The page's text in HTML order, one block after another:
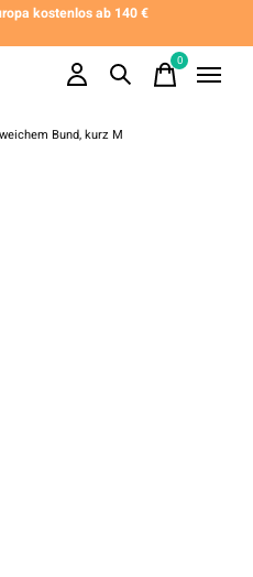
kostenlos ab 140 €
0items
Bund, kurz M